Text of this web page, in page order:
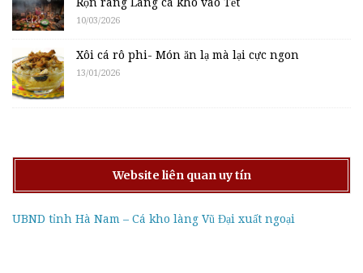
10/03/2026
Xôi cá rô phi- Món ăn lạ mà lại cực ngon
13/01/2026
Website liên quan uy tín
UBND tỉnh Hà Nam – Cá kho làng Vũ Đại xuất ngoại